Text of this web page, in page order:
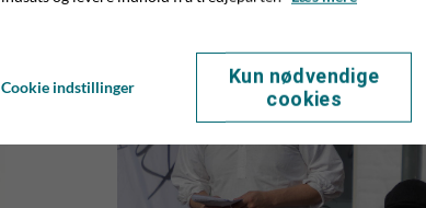
Cookie indstillinger
Kun nødvendige
cookies